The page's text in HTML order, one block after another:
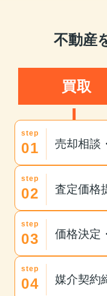
不動産
買取
step
01 売却相談
step
02 査定価格
step
03 価格決定
step
04 媒介契約